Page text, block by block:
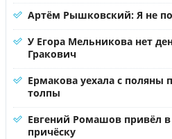
Артём Рышковский: Я не
У Егора Мельникова нет
Гракович
Ермакова уехала с поляны
толпы
Евгений Ромашов привёл
причёску